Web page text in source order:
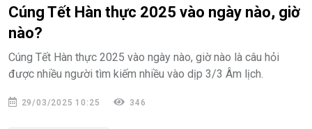
Cúng Tết Hàn thực 2025 vào ngày nào, giờ
nào?
Cúng Tết Hàn thực 2025 vào ngày nào, giờ nào là câu hỏi
được nhiều người tìm kiếm nhiều vào dịp 3/3 Âm lịch.
29/03/2025 10:25 346